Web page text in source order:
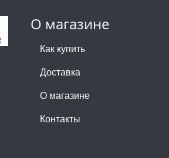
О магазине
Как купить
Доставка
О магазине
Контакты